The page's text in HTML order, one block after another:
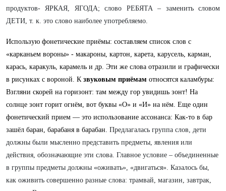
продуктов- ЯРКАЯ, ЯГОДА; слово РЕБЯТА – заменить словом
ДЕТИ, т. к. это слово наиболее употребляемо.
Использую фонетические приёмы: составляем список слов с
«карканьем вороны» - макароны, картон, карета, карусель, карман,
карась, каракуль, карамель и др. Эти же слова отразили и графически
в рисунках с вороной. К звуковым приёмам относятся каламбуры:
Взгляни скорей на горизонт: там между гор увидишь зонт! На
солнце зонт горит огнём, вот буквы «О» и «И» на нём. Еще один
фонетический прием — это использование ассонанса: Как-то в бар
зашёл баран, барабаня в барабан. Предлагалась группа слов, дети
должны были мысленно представить предметы, явления или
действия, обозначающие эти слова. Главное условие – объединенные
в группы предметы должны «оживать», «двигаться». Казалось бы,
как оживить совершенно разные слова: трамвай, магазин, завтрак,